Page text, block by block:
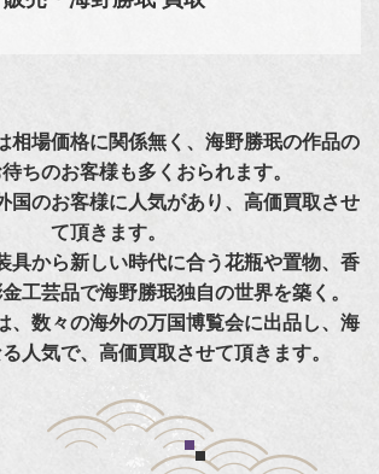
相場価格に関係無く、海野勝珉の作品の
ちのお客様も多くおられます。
国のお客様に人気があり、高価買取させ
て頂きます。
具から新しい時代に合う花瓶や置物、香
工芸品で海野勝珉独自の世界を築く。
、数々の海外の万国博覧会に出品し、海
人気で、高価買取させて頂きます。